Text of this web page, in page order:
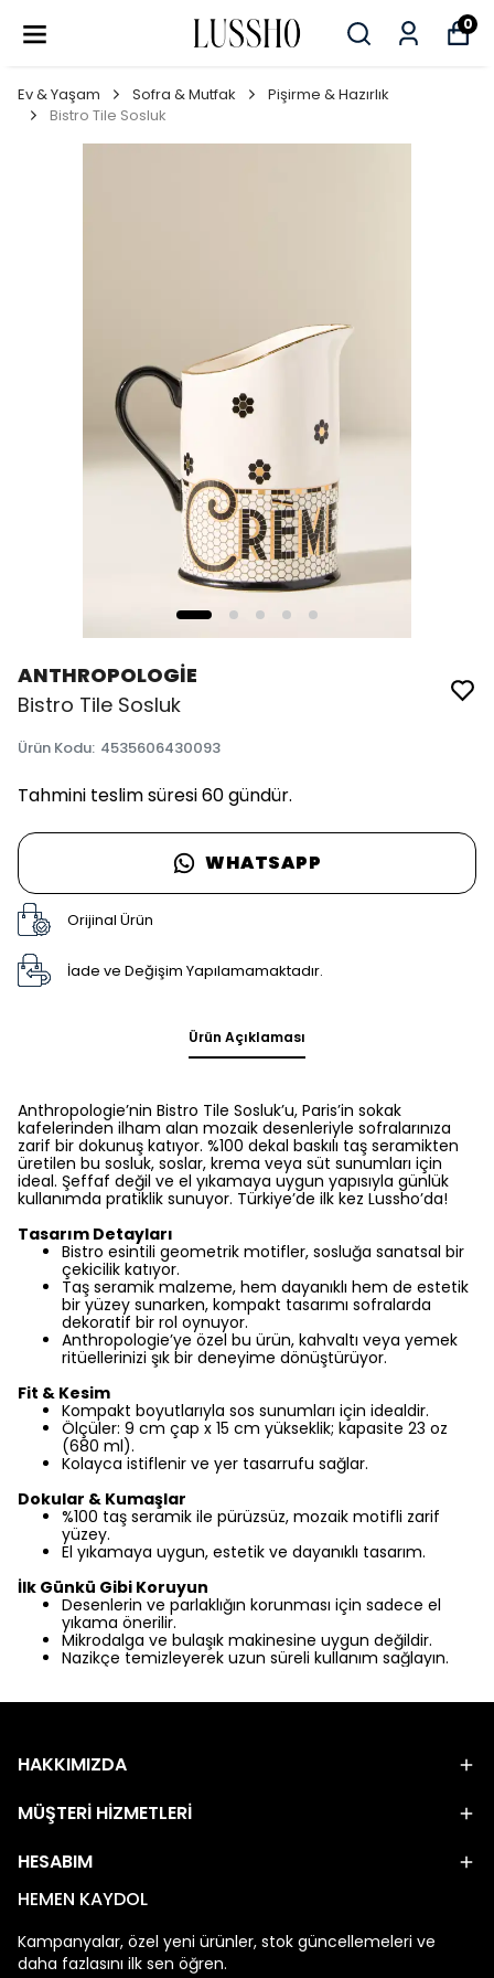
0
Ev & Yaşam Sofra & Mutfak
Pişirme & Hazırlık
Bistro Tile Sosluk
ANTHROPOLOGİE
Bistro Tile Sosluk
Ürün Kodu: 4535606430093
Tahmini teslim süresi 60 gündür.
WHATSAPP
Orijinal Ürün
İade ve Değişim Yapılamamaktadır.
Ürün Açıklaması
Anthropologie’nin Bistro Tile Sosluk’u, Paris’in sokak
kafelerinden ilham alan mozaik desenleriyle sofralarınıza
zarif bir dokunuş katıyor. %100 dekal baskılı taş seramikten
üretilen bu sosluk, soslar, krema veya süt sunumları için
ideal. Şeffaf değil ve el yıkamaya uygun yapısıyla günlük
kullanımda pratiklik sunuyor. Türkiye’de ilk kez Lussho’da!
Tasarım Detayları
Bistro esintili geometrik motifler, sosluğa sanatsal bir
çekicilik katıyor.
Taş seramik malzeme, hem dayanıklı hem de estetik
bir yüzey sunarken, kompakt tasarımı sofralarda
dekoratif bir rol oynuyor.
Anthropologie’ye özel bu ürün, kahvaltı veya yemek
ritüellerinizi şık bir deneyime dönüştürüyor.
Fit & Kesim
Kompakt boyutlarıyla sos sunumları için idealdir.
Ölçüler: 9 cm çap x 15 cm yükseklik; kapasite 23 oz
(680 ml).
Kolayca istiflenir ve yer tasarrufu sağlar.
Dokular & Kumaşlar
%100 taş seramik ile pürüzsüz, mozaik motifli zarif
yüzey.
El yıkamaya uygun, estetik ve dayanıklı tasarım.
İlk Günkü Gibi Koruyun
Desenlerin ve parlaklığın korunması için sadece el
yıkama önerilir.
Mikrodalga ve bulaşık makinesine uygun değildir.
Nazikçe temizleyerek uzun süreli kullanım sağlayın.
HAKKIMIZDA
MÜŞTERİ HİZMETLERİ
HESABIM
HEMEN KAYDOL
Kampanyalar, özel yeni ürünler, stok güncellemeleri ve
daha fazlasını ilk sen öğren.